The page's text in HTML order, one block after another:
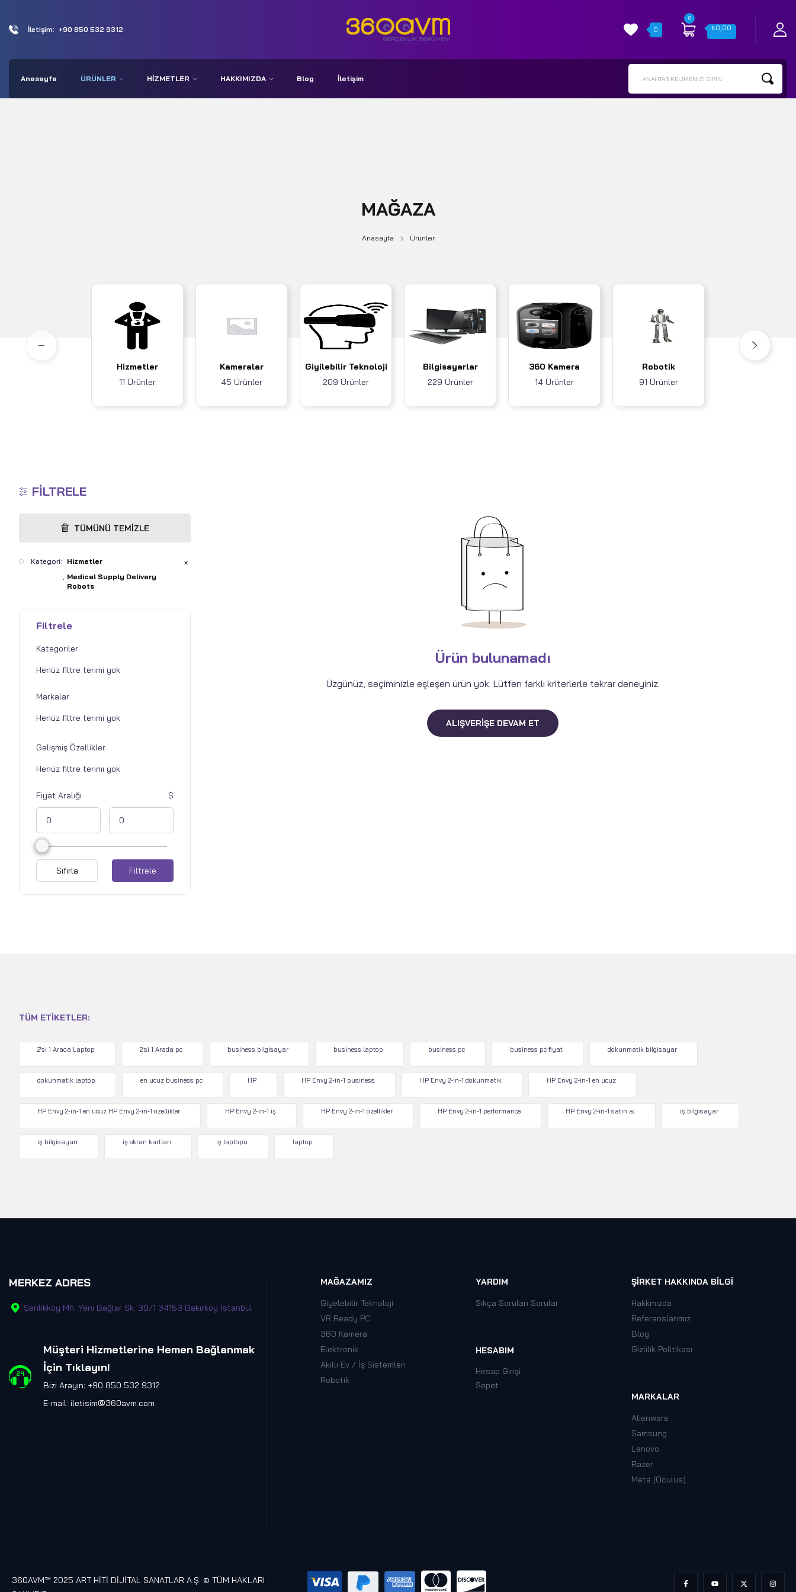
İletişim: +90 850 532 9312 0
0
₺0,00
Anasayfa ÜRÜNLER HIZMETLER HAKKIMIZDA Blog İletişim ANAHTAR KELIMENIZI GIRIN
MAĞAZA
Anasayfa Ürünler
Hizmetler
11 Ürünler
Kameralar
45 Ürünler
Giyilebilir Teknoloji
209 Ürünler
Bilgisayarlar
229 Ürünler
360 Kamera
14 Ürünler
Robotik
91 Ürünler
FILTRELE
TÜMÜNÜ TEMIZLE
Kategori:
Hizmetler
Medical Supply Delivery
Robots
✕
Filtrele
Kategoriler
Markalar
Gelişmiş Özellikler
Fiyat Aralığı
Filtrele
Sıfırla
Ürün bulunamadı
Üzgünüz, seçiminizle eşleşen ürün yok. Lütfen farklı kriterlerle tekrar deneyiniz.
ALIŞVERIŞE DEVAM ET
TÜM ETIKETLER:
2'si 1 Arada Laptop 2'si 1 Arada pc business bilgisayar business laptop business pc business pc fiyat dokunmatik bilgisayar
dokunmatik laptop en ucuz business pc HP HP Envy 2-in-1 business HP Envy 2-in-1 dokunmatik HP Envy 2-in-1 en ucuz
HP Envy 2-in-1 en ucuz HP Envy 2-in-1 özellikler HP Envy 2-in-1 iş HP Envy 2-in-1 özellikler HP Envy 2-in-1 performance HP Envy 2-in-1 satın al iş bilgisayar
iş bilgisayarı iş ekran kartları iş laptopu laptop
MERKEZ ADRES
Şenlikköy Mh. Yeni Bağlar Sk. 39/1 34153 Bakırköy İstanbul
Müşteri Hizmetlerine Hemen Bağlanmak
İçin Tıklayın!
Bizi Arayın: +90 850 532 9312
E-mail: iletisim@360avm.com
MAĞAZAMIZ
Giyelebilir Teknoloji
VR Ready PC
360 Kamera
Elektronik
Akıllı Ev / İş Sistemleri
Robotik
YARDIM
Sıkça Sorulan Sorular
HESABIM
Hesap Girişi
Sepet
ŞIRKET HAKKINDA BILGI
Hakkmızda
Referanslarımız
Blog
Gizlilik Politikası
MARKALAR
Alienware
Samsung
Lenovo
Razer
Meta (Oculus)
360AVM™ 2025 ART HİTİ DİJİTAL SANATLAR A.Ş. © TÜM HAKLARI